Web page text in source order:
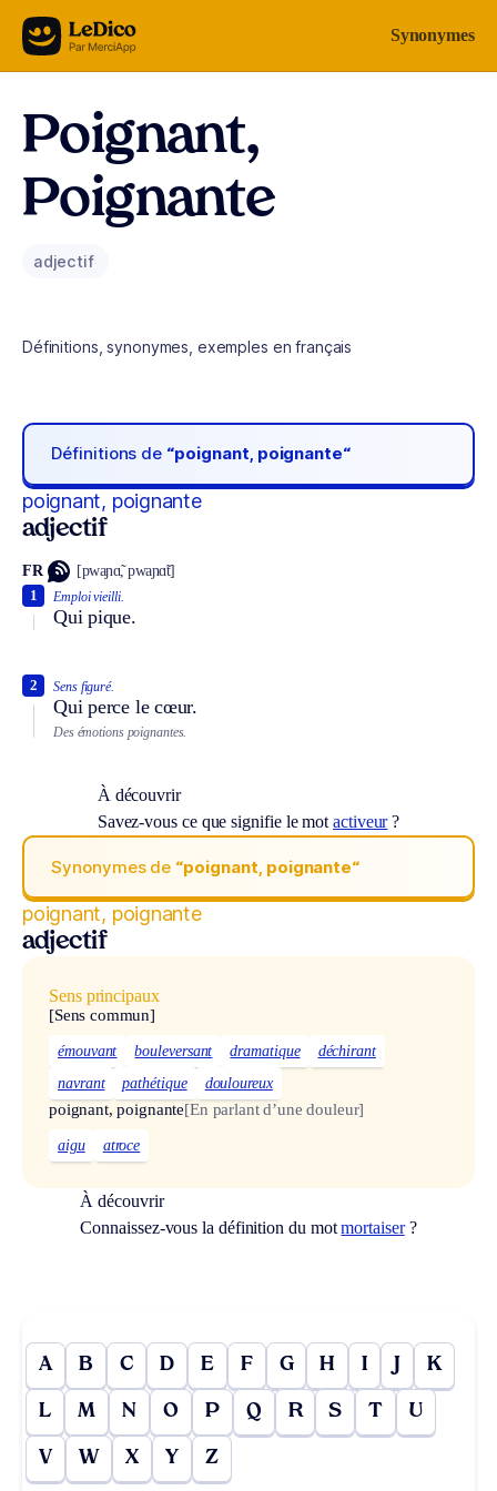
Aller au contenu Synonymes
Poignant,
Poignante
adjectif
Définitions, synonymes, exemples en français
Définitions de “poignant, poignante“
poignant, poignante
adjectif
FR [pwaɲɑ̃, pwaɲɑ̃t]
Emploi vieilli.
Qui pique.
1
Sens figuré.
Qui perce le cœur.
2
Des émotions poignantes.
À découvrir
Savez-vous ce que signifie le motactiveur?
Synonymes de “poignant, poignante“
poignant, poignante
adjectif
Sens principaux
[Sens commun]
émouvant bouleversant dramatique
déchirant
navrant
pathétique douloureux
poignant, poignante[En parlant d’une douleur]
aigu atroce
À découvrir
Connaissez-vous la définition du motmortaiser?
A B C D E F G H I J K
L M N O P Q R S T U
V W X Y Z